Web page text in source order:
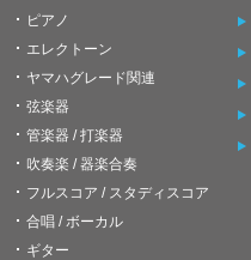
ピアノ
エレクトーン
ヤマハグレード関連
弦楽器
管楽器 / 打楽器
吹奏楽 / 器楽合奏
フルスコア / スタディスコア
合唱 / ボーカル
ギター